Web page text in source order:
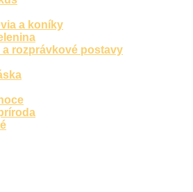
a koníky
a rozprávkové postavy